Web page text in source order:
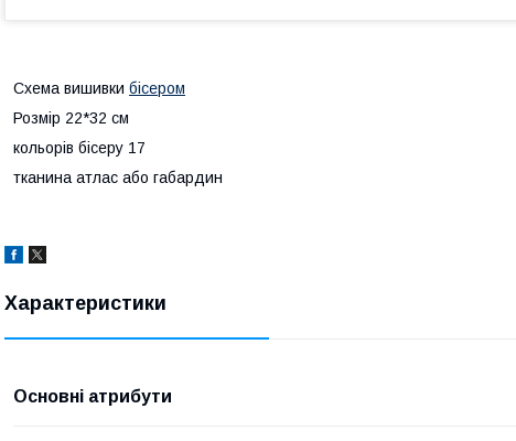
Схема вишивки бісером
Розмір 22*32 см
кольорів бісеру 17
тканина атлас або габардин
Характеристики
Основні атрибути